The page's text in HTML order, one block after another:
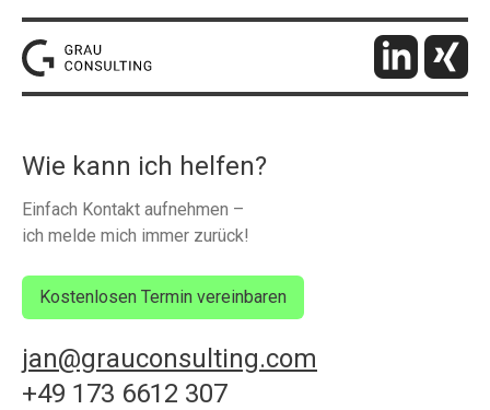
Wie kann ich helfen?
Einfach Kontakt aufnehmen –
ich melde mich immer zurück!
Kostenlosen Termin vereinbaren
jan@grauconsulting.com
+49 173 6612 307